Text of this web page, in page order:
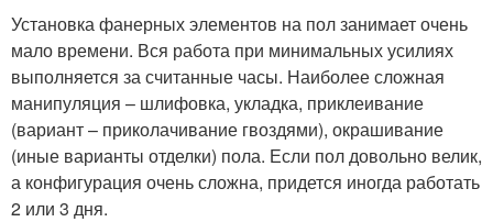
Установка фанерных элементов на пол занимает очень
мало времени. Вся работа при минимальных усилиях
выполняется за считанные часы. Наиболее сложная
манипуляция – шлифовка, укладка, приклеивание
(вариант – приколачивание гвоздями), окрашивание
(иные варианты отделки) пола. Если пол довольно велик,
а конфигурация очень сложна, придется иногда работать
2 или 3 дня.